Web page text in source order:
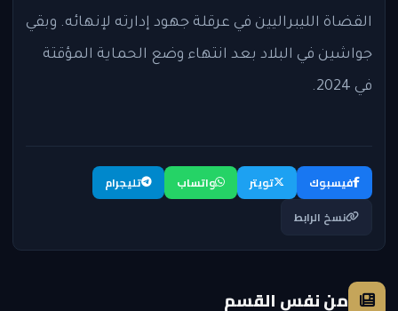
القضاة الليبراليين في عرقلة جهود إدارته لإنهائه. وبقي
جواشين في البلاد بعد انتهاء وضع الحماية المؤقتة
في 2024.
فيسبوك تويتر واتساب
تليجرام
نسخ الرابط
من نفس القسم